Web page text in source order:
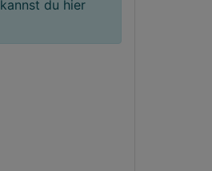
kannst du hier